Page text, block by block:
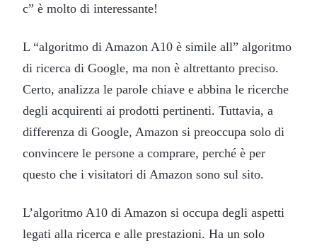
c” è molto di interessante!
L “algoritmo di Amazon A10 è simile all” algoritmo
di ricerca di Google, ma non è altrettanto preciso.
Certo, analizza le parole chiave e abbina le ricerche
degli acquirenti ai prodotti pertinenti. Tuttavia, a
differenza di Google, Amazon si preoccupa solo di
convincere le persone a comprare, perché è per
questo che i visitatori di Amazon sono sul sito.
L’algoritmo A10 di Amazon si occupa degli aspetti
legati alla ricerca e alle prestazioni. Ha un solo